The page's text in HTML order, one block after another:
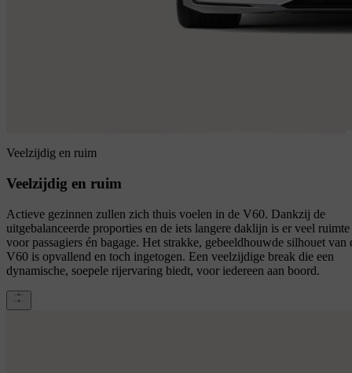
Veelzijdig en ruim
Veelzijdig en ruim
Actieve gezinnen zullen zich thuis voelen in de V60. Dankzij de
uitgebalanceerde proporties en de iets langere daklijn is er veel ruimte
voor passagiers én bagage. Het strakke, gebeeldhouwde silhouet van
V60 is opvallend en toch ingetogen. Een veelzijdige break die een
dynamische, soepele rijervaring biedt, voor iedereen aan boord.